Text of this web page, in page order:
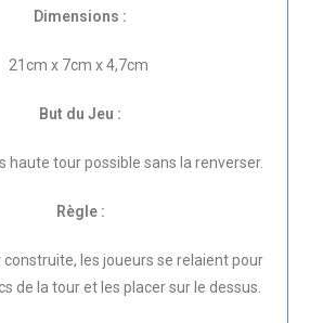
Dimensions :
21cm x 7cm x 4,7cm
But du Jeu :
haute tour possible sans la renverser.
Règle :
les joueurs se relaient pour
de la tour et les placer sur le dessus.